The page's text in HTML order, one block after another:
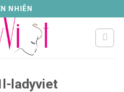
NHIÊN
ladyviet